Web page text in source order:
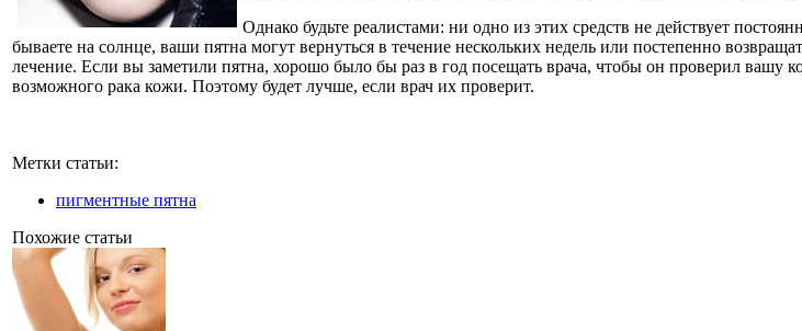
Однако будьте реалистами: ни одно из этих средств не действует
бываете на солнце, ваши пятна могут вернуться в течение нескольких недель или постепенно
лечение. Если вы заметили пятна, хорошо было бы раз в год посещать врача, чтобы он проверил
возможного рака кожи. Поэтому будет лучше, если врач их проверит.
Метки статьи:
пигментные пятна
Похожие статьи